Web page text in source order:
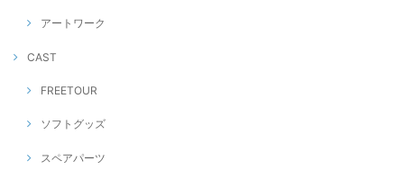
アートワーク
CAST
FREETOUR
ソフトグッズ
スペアパーツ